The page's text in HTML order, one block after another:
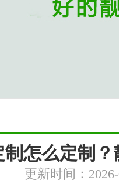
怎么定制
更新时间：